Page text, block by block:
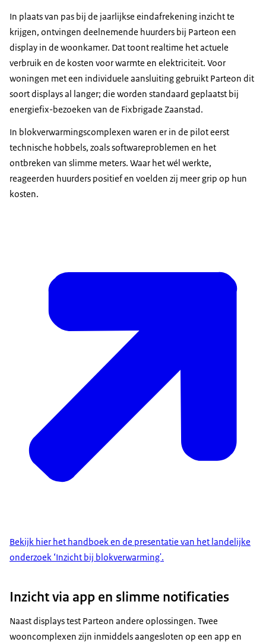
In plaats van pas bij de jaarlijkse eindafrekening inzicht te
krijgen, ontvingen deelnemende huurders bij Parteon een
display in de woonkamer. Dat toont realtime het actuele
verbruik en de kosten voor warmte en elektriciteit. Voor
woningen met een individuele aansluiting gebruikt Parteon dit
soort displays al langer; die worden standaard geplaatst bij
energiefix-bezoeken van de Fixbrigade Zaanstad.
In blokverwarmingscomplexen waren er in de pilot eerst
technische hobbels, zoals softwareproblemen en het
ontbreken van slimme meters. Waar het wél werkte,
reageerden huurders positief en voelden zij meer grip op hun
kosten.
Bekijk hier het handboek en de presentatie van het landelijke
onderzoek ‘Inzicht bij blokverwarming'.
Inzicht via app en slimme notificaties
Naast displays test Parteon andere oplossingen. Twee
wooncomplexen zijn inmiddels aangesloten op een app en